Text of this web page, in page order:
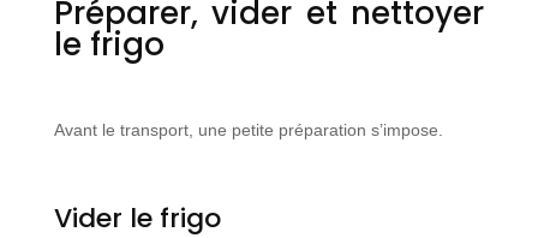
Préparer, vider et nettoyer
le frigo
Avant le transport, une petite préparation s’impose.
Vider le frigo